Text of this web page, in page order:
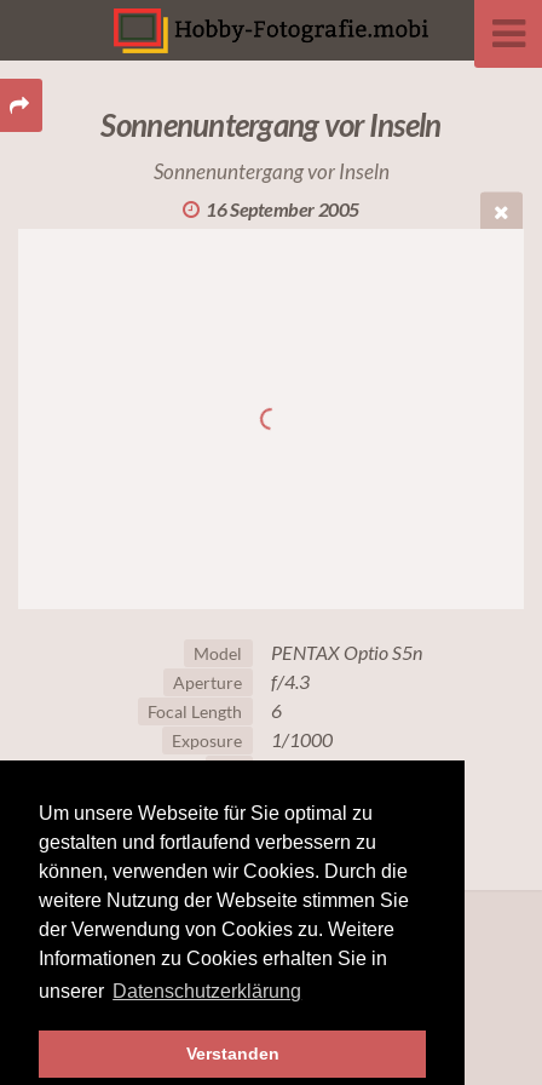
Um unsere Webseite für Sie optimal zu
gestalten und fortlaufend verbessern zu
können, verwenden wir Cookies. Durch die
weitere Nutzung der Webseite stimmen Sie
der Verwendung von Cookies zu. Weitere
Informationen zu Cookies erhalten Sie in
unserer Datenschutzerklärung
Verstanden
Sonnenuntergang vor Inseln
Sonnenuntergang vor Inseln
16 September 2005
Model PENTAX Optio S5n
Aperture f/4.3
Focal Length 6
Exposure 1/1000
80
© 2025www.hobby-fotografie.mobi